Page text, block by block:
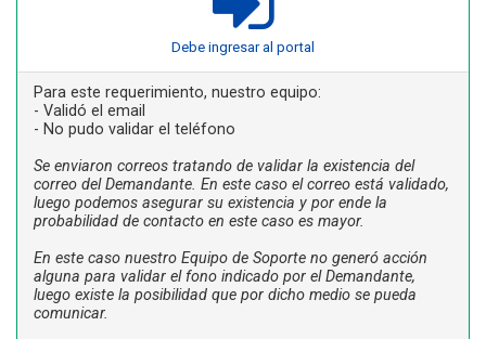
Debe ingresar al portal
Para este requerimiento, nuestro equipo:
- Validó el email
- No pudo validar el teléfono
Se enviaron correos tratando de validar la existencia del
correo del Demandante. En este caso el correo está validado,
luego podemos asegurar su existencia y por ende la
probabilidad de contacto en este caso es mayor.
En este caso nuestro Equipo de Soporte no generó acción
alguna para validar el fono indicado por el Demandante,
luego existe la posibilidad que por dicho medio se pueda
comunicar.